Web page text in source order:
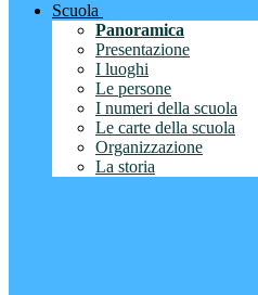
Scuola
Panoramica
Presentazione
I luoghi
Le persone
I numeri della scuola
Le carte della scuola
Organizzazione
La storia